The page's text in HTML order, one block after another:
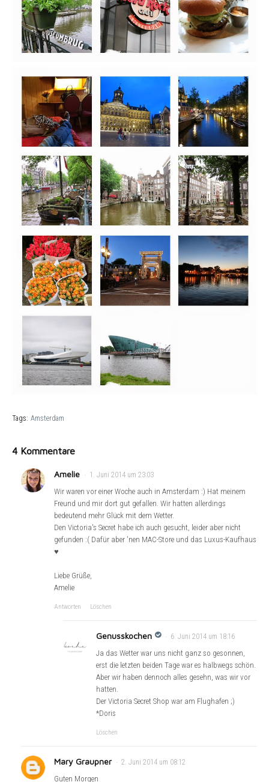
Tags: Amsterdam
4 Kommentare
Amelie 1. Juni 2014 um 23:03
Wir waren vor einer Woche auch in Amsterdam :) Hat meinem
Freund und mir dort gut gefallen. Wir hatten allerdings
bedeutend mehr Glück mit dem Wetter.
Den Victoria's Secret habe ich auch gesucht, leider aber nicht
gefunden :( Dafür aber 'nen MAC-Store und das Luxus-Kaufhaus
♥
Liebe Grüße,
Amelie
Antworten Löschen
Genusskochen 6. Juni 2014 um 18:16
Ja das Wetter war uns nicht ganz so gesonnen,
erst die letzten beiden Tage war es halbwegs schön.
Aber wir haben dennoch alles gesehn, was wir vor
hatten.
Der Victoria Secret Shop war am Flughafen ;)
*Doris
Löschen
Mary Graupner 2. Juni 2014 um 08:12
Guten Morgen